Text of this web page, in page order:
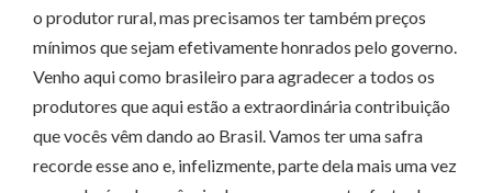
o produtor rural, mas precisamos ter também preços
mínimos que sejam efetivamente honrados pelo governo.
Venho aqui como brasileiro para agradecer a todos os
produtores que aqui estão a extraordinária contribuição
que vocês vêm dando ao Brasil. Vamos ter uma safra
recorde esse ano e, infelizmente, parte dela mais uma vez